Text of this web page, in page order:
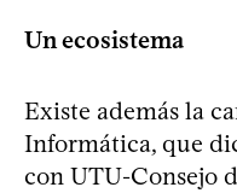
Un ecosistema
Existe además la
Informática, que
con UTU-Consejo